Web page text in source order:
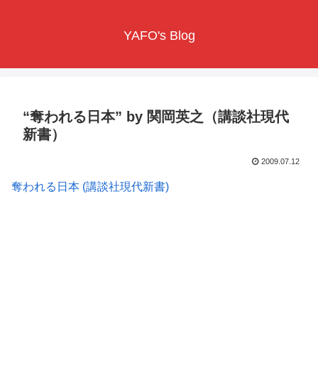
YAFO's Blog
“奪われる日本” by 関岡英之（講談社現代
新書）
2009.07.12
奪われる日本 (講談社現代新書)